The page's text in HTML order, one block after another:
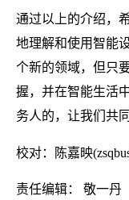
通过以上的介绍，
地理解和使用智能
个新的领域，但只
握，并在智能生活
务人的，让我们共
校对：陈嘉映
责任编辑： 敬一丹